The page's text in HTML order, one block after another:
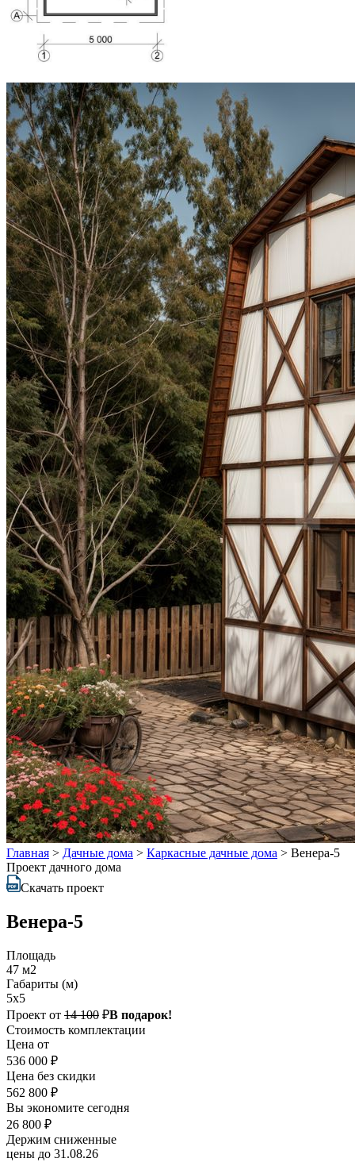
Главная > Дачные дома > Каркасные дачные дома > Венера-5
Проект дачного дома
Скачать проект
Венера-5
Площадь
47 м2
Габариты (м)
5х5
Проект от 14 100 ₽В подарок!
Стоимость комплектации
Цена от
536 000 ₽
Цена без скидки
562 800 ₽
Вы экономите сегодня
26 800 ₽
Держим сниженные
цены до 31.08.26